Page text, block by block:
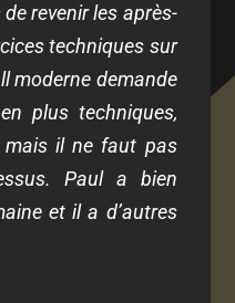
revenir les après-
techniques sur
moderne demande
plus techniques,
il ne faut pas
Paul a bien
et il a d’autres